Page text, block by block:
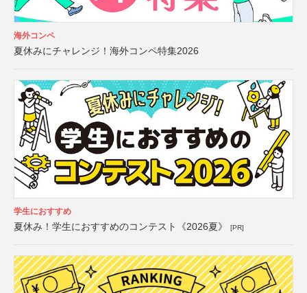
海外コンペ
夏休みにチャレンジ！海外コンペ特集2026
学生におすすめ
夏休み！学生におすすめのコンテスト《2026夏》 [PR]